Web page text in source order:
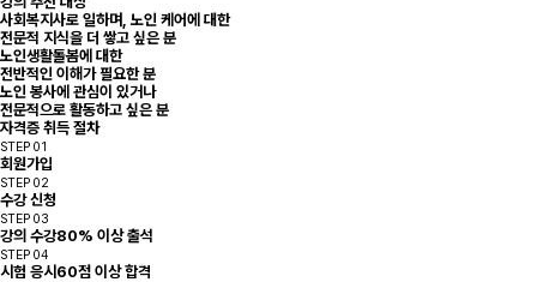
사회복지사로 일하며, 노인 케어에 대한
전문적 지식을 더 쌓고 싶은 분
노인생활돌봄에 대한
전반적인 이해가 필요한 분
노인 봉사에 관심이 있거나
전문적으로 활동하고 싶은 분
자격증 취득 절차
STEP 01
회원가입
STEP 02
수강 신청
STEP 03
강의 수강80% 이상 출석
STEP 04
시험 응시 60점 이상 합격